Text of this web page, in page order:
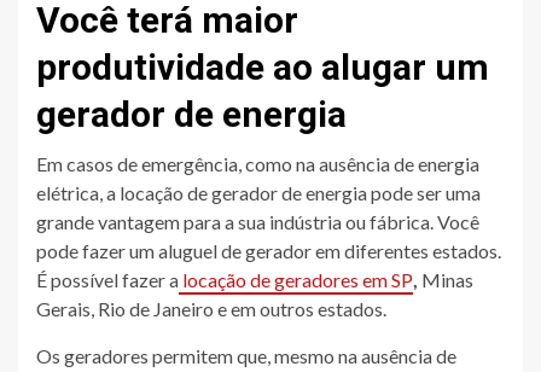
Você terá maior
produtividade ao alugar um
gerador de energia
Em casos de emergência, como na ausência de energia
elétrica, a locação de gerador de energia pode ser uma
grande vantagem para a sua indústria ou fábrica. Você
pode fazer um aluguel de gerador em diferentes estados.
É possível fazer a locação de geradores em SP, Minas
Gerais, Rio de Janeiro e em outros estados.
Os geradores permitem que, mesmo na ausência de